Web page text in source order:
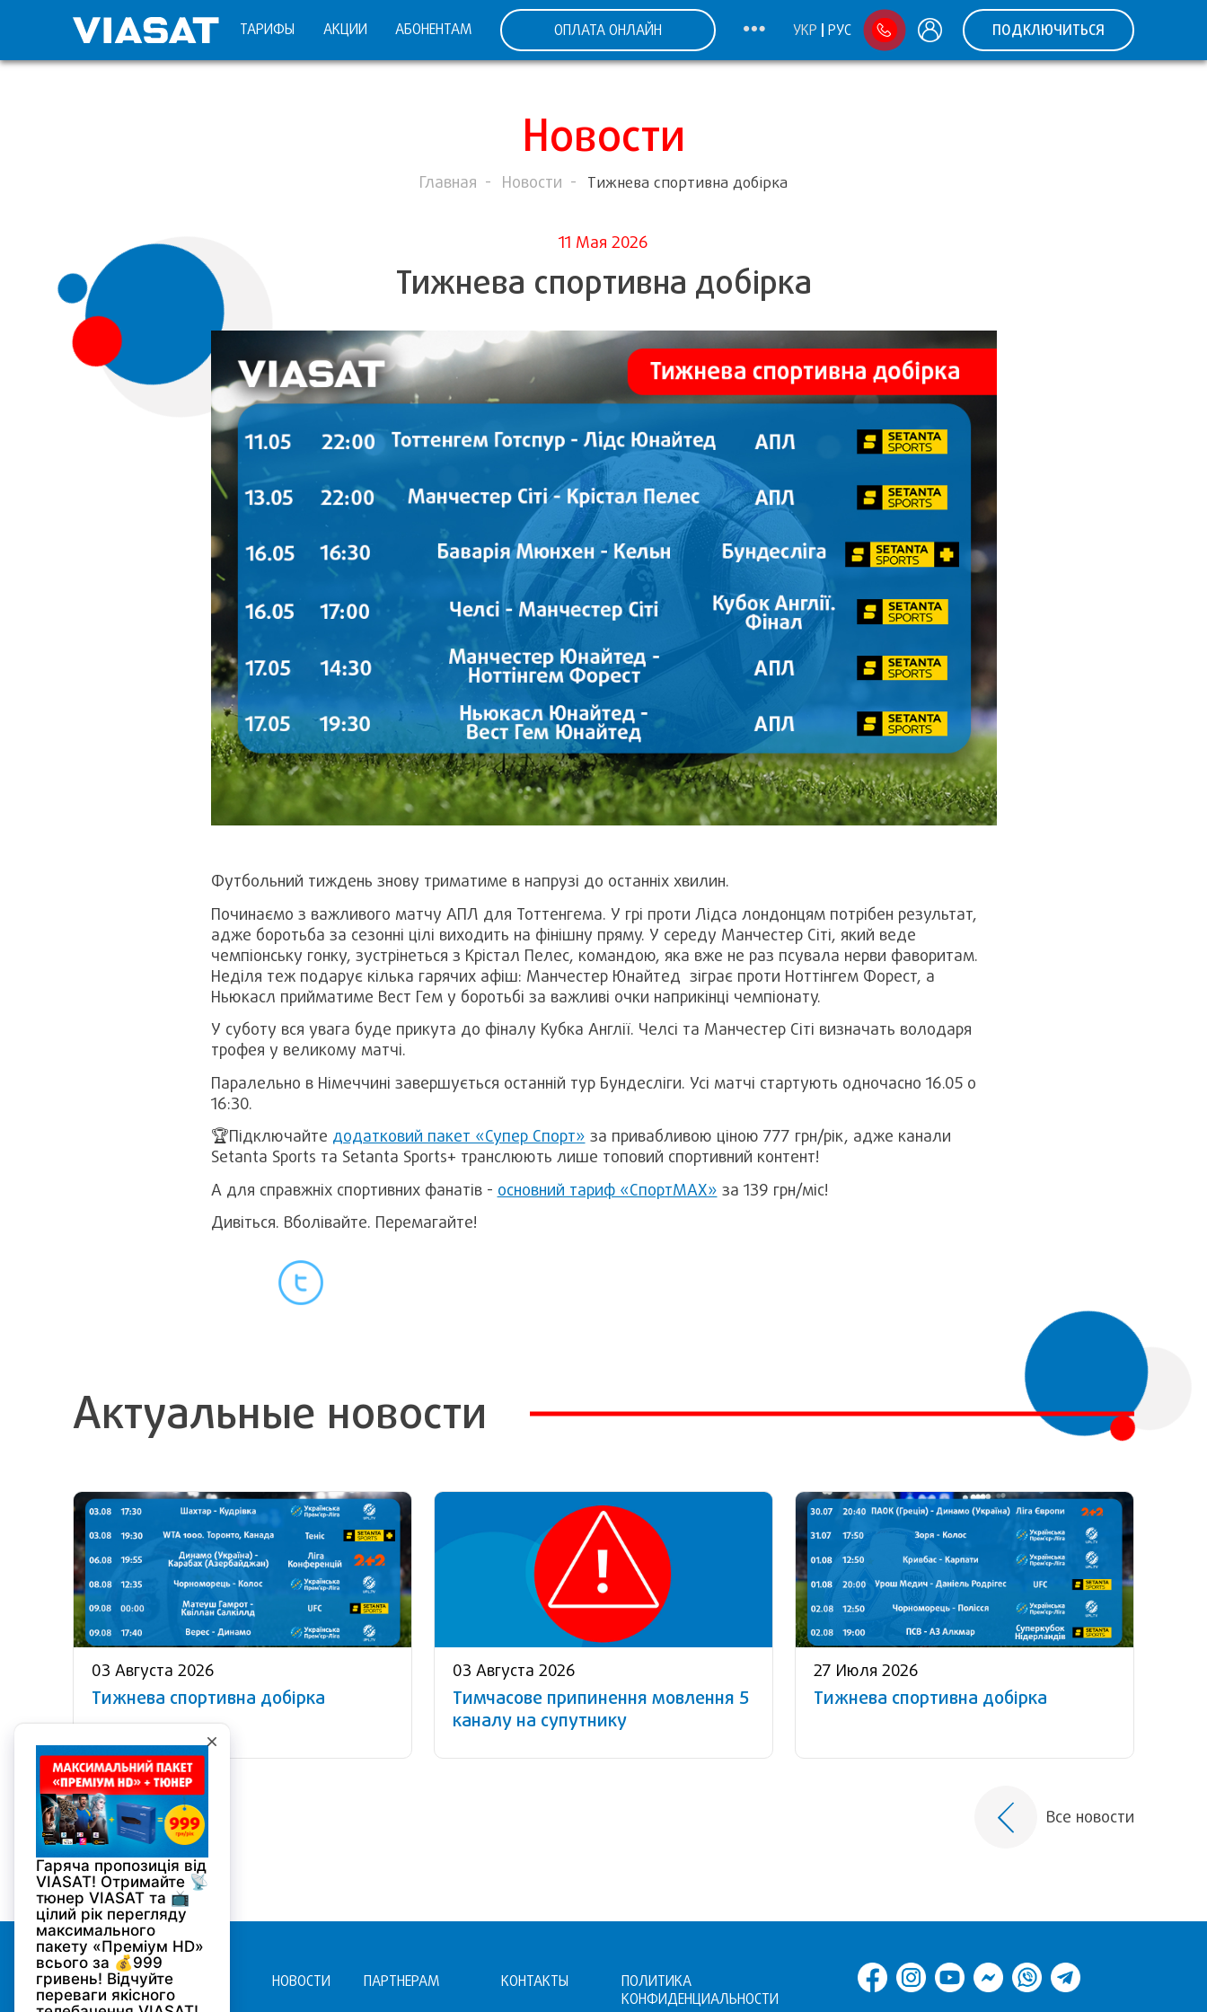
ТАРИФЫ АКЦИИ АБОНЕНТАМ ОПЛАТА ОНЛАЙН УКР РУС ПОДКЛЮЧИТЬСЯ
Новости
Главная Новости Тижнева спортивна добірка
11 Мая 2026
Тижнева спортивна добірка
Футбольний тиждень знову триматиме в напрузі до останніх хвилин.
Починаємо з важливого матчу АПЛ для Тоттенгема. У грі проти Лідса лондонцям потрібен результат,
адже боротьба за сезонні цілі виходить на фінішну пряму. У середу Манчестер Сіті, який веде
чемпіонську гонку, зустрінеться з Крістал Пелес, командою, яка вже не раз псувала нерви фаворитам.
Неділя теж подарує кілька гарячих афіш: Манчестер Юнайтед зіграє проти Ноттінгем Форест, а
Ньюкасл прийматиме Вест Гем у боротьбі за важливі очки наприкінці чемпіонату.
У суботу вся увага буде прикута до фіналу Кубка Англії. Челсі та Манчестер Сіті визначать володаря
трофея у великому матчі.
Паралельно в Німеччині завершується останній тур Бундесліги. Усі матчі стартують одночасно 16.05 о
16:30.
🏆Підключайте додатковий пакет «Супер Спорт» за привабливою ціною 777 грн/рік, адже канали
Setanta Sports та Setanta Sports+ транслюють лише топовий спортивний контент!
А для справжніх спортивних фанатів - основний тариф «СпортМАХ» за 139 грн/міс!
Дивіться. Вболівайте. Перемагайте!
Актуальные новости
03 Августа 2026
Тижнева спортивна добірка
03 Августа 2026
Тимчасове припинення мовлення 5
каналу на супутнику
27 Июля 2026
Тижнева спортивна добірка
Все новости
НОВОСТИ ПАРТНЕРАМ КОНТАКТЫ
ПОЛИТИКА
КОНФИДЕНЦИАЛЬНОСТИ